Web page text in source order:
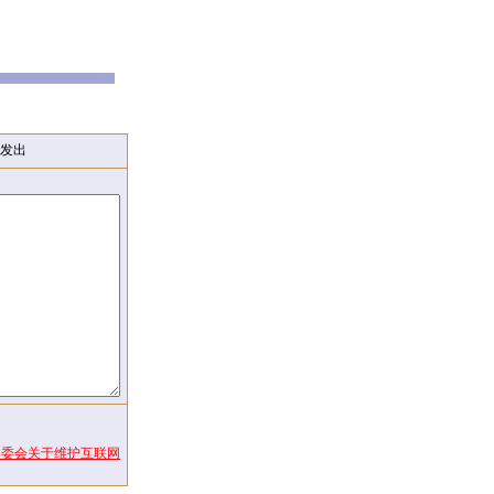
出
会关于维护互联网